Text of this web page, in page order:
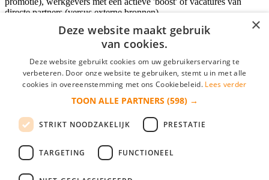
directe partners (versus externe bronnen).
Inloggen als bedrijf
*
login gegevens onthouden
login
Bedrijf aanmelden
×
Deze website maakt gebruik
van cookies.
Deze website gebruikt cookies om uw gebruikerservaring te
verbeteren. Door onze website te gebruiken, stemt u in met alle
cookies in overeenstemming met ons Cookiebeleid. Lees verder
TOON ALLE PARTNERS (598) →
STRIKT NOODZAKELIJK PRESTATIE
TARGETING FUNCTIONEEL